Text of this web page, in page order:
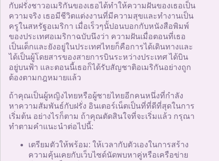
กับฝรั่งชาวอเมริกันของเธอได้ทำให้ความฝันของเธอเป็น
ความจริง เธอมีชีวิตแต่งงานที่มีความสุขและทำงานเป็น
ครูในสหรัฐอเมริกา เมื่อเร็วๆนั้ปอนบอกกับหนังสือพิมพ์
ของประเทศอเมริกาฉบับนึงว่า ความฝันเมื่อตอนที่เธอ
เป็นเด็กและยังอยู่ในประเทศไทยก็คือการได้เดินทางและ
ได้เป็นผู้โดยสารของสายการบินระหว่างประเทศ ได้บิน
อยู่บนฟ้า และตอนนี้เธอก็ได้รับสัญชาติอเมริกันอย่างถูก
ต้องตามกฎหมายแล้ว
ถ้าคุณเป็นผู้หญิงไทยหรือผู้ชายไทยอีกคนหนึ่งที่กำลัง
หาความสัมพันธ์กับฝรั่ง อินเตอร์เน็ตเป็นที่ที่ดีที่สุดในการ
เริ่มต้น อย่างไรก็ตาม ถ้าคุณตัดสินใจที่จะเริ่มแล้ว กรุณา
ทำตามคำแนะนำต่อไปนี้:
เตรียมตัวให้พร้อม: ให้เวลากับตัวเองในการสร้าง
ความคุ้นเคยกับเว็บไซด์นัดพบหาคู่หรือเครือข่าย